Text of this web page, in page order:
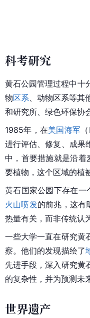
科考研究
黄石公园管理过程中十
物区系、动物区系等其
和研究所、绿色环保协
1985年，在美国海军
进行评估、修复、成果
中，首要措施就是沿
要植物，这个区域的植
黄石国家公园下存在
火山喷发的前兆，这有
热量有关，而非传统认
一些大学一直在研究黄
察。他们的发现描绘了
先进手段，深入研究黄
的复杂性，并为预测未
世界遗产